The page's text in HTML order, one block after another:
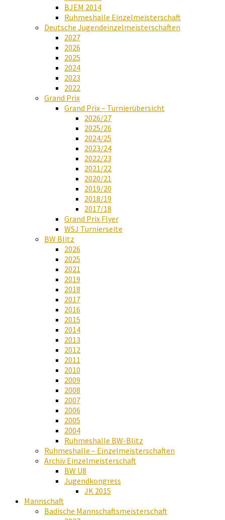
BJEM 2014
Ruhmeshalle Einzelmeisterschaft
Deutsche Jugendeinzelmeisterschaften
2027
2026
2025
2024
2023
2022
Grand Prix
Grand Prix – Turnierübersicht
2026/27
2025/26
2024/25
2023/24
2022/23
2021/22
2020/21
2019/20
2018/19
2017/18
Grand Prix Flyer
WSJ Turnierseite
BW Blitz
2026
2025
2021
2019
2018
2017
2016
2015
2014
2013
2012
2011
2010
2009
2008
2007
2006
2005
2004
Ruhmeshalle BW-Blitz
Ruhmeshalle – Einzelmeisterschaften
Archiv Einzelmeisterschaft
BW U8
Jugendkongress
JK 2015
Mannschaft
Badische Mannschaftsmeisterschaft